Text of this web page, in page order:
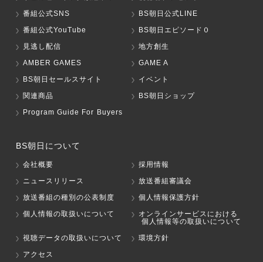
番組公式SNS
BS朝日公式LINE
番組公式YouTube
BS朝日エピソード０
見逃し配信
地方創生
AMBER GAMES
GAME A
BS朝日セールスサイト
イベント
関連商品
BS朝日ショップ
Program Guide For Buyers
BS朝日について
会社概要
採用情報
ニュースリリース
放送番組審議会
放送番組の種別の公表制度
個人情報保護方針
個人情報の取扱いについて
オンラインサービスにおける
個人情報等の取扱いについて
視聴データの取扱いについて
環境方針
アクセス